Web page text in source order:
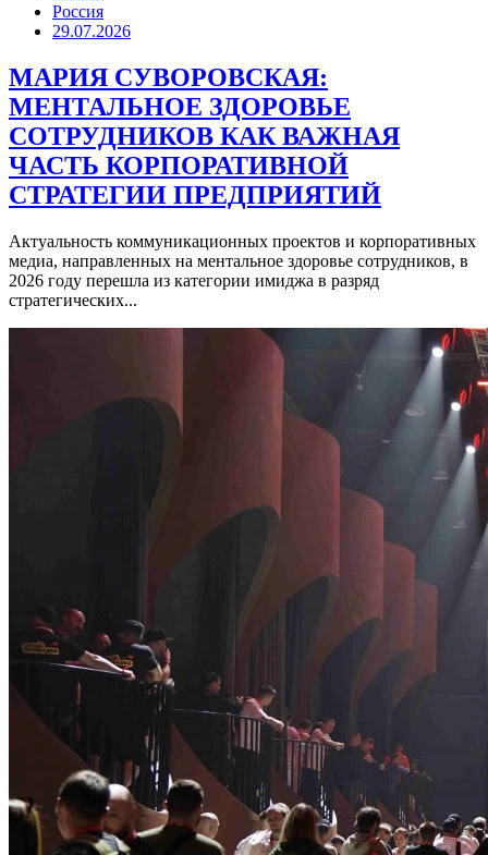
Россия
29.07.2026
МАРИЯ СУВОРОВСКАЯ:
МЕНТАЛЬНОЕ ЗДОРОВЬЕ
СОТРУДНИКОВ КАК ВАЖНАЯ
ЧАСТЬ КОРПОРАТИВНОЙ
СТРАТЕГИИ ПРЕДПРИЯТИЙ
Актуальность коммуникационных проектов и корпоративных
медиа, направленных на ментальное здоровье сотрудников, в
2026 году перешла из категории имиджа в разряд
стратегических...